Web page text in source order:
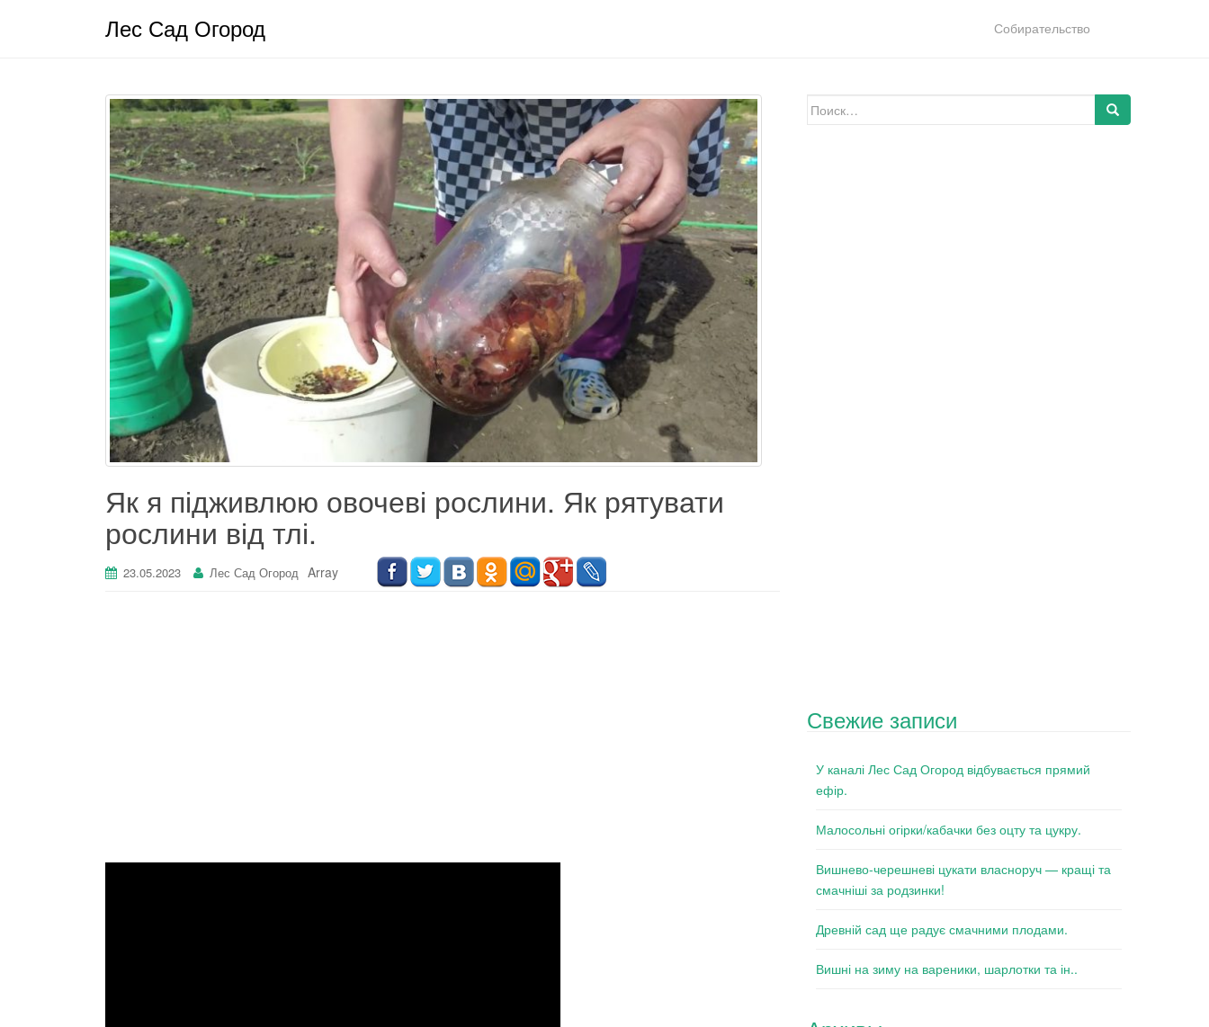
Лес Сад Огород Собирательство
Як я підживлюю овочеві рослини. Як рятувати
рослини від тлі.
23.05.2023 Лес Сад Огород Array
Искать:
Свежие записи
У каналі Лес Сад Огород відбувається прямий
ефір.
Малосольні огірки/кабачки без оцту та цукру.
Вишнево-черешневі цукати власноруч — кращі та
смачніші за родзинки!
Древній сад ще радує смачними плодами.
Вишні на зиму на вареники, шарлотки та ін..